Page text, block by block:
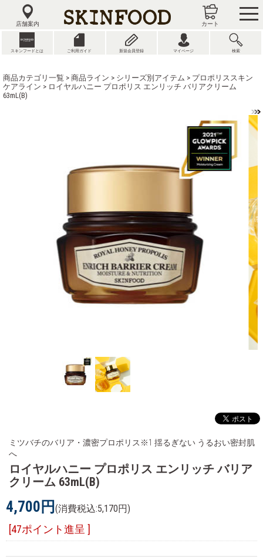
店舗案内 カート
スキンフードとは ご利用ガイド 新規会員登録 マイページ 検索
商品カテゴリ一覧 > 商品ライン > シリーズ別アイテム > プロポリススキン
ケアライン > ロイヤルハニー プロポリス エンリッチ バリアクリーム
63mL(B)
ミツバチのバリア・濃密プロポリス※1 揺るぎない うるおい密封肌
へ
ロイヤルハニー プロポリス エンリッチ バリア
クリーム 63mL(B)
4,700円 (消費税込:5,170円)
[47ポイント進呈 ]